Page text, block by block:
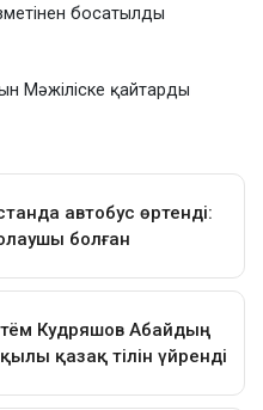
босатылды
Мәжіліске қайтарды